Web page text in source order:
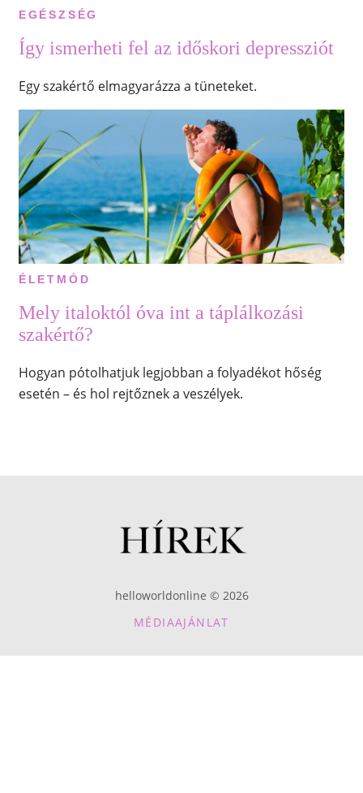
EGÉSZSÉG
Így ismerheti fel az időskori depressziót
Egy szakértő elmagyarázza a tüneteket.
ÉLETMÓD
Mely italoktól óva int a táplálkozási
szakértő?
Hogyan pótolhatjuk legjobban a folyadékot hőség
esetén – és hol rejtőznek a veszélyek.
helloworldonline © 2026
MÉDIAAJÁNLAT